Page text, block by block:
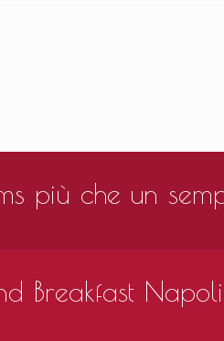
più che un
Breakfast Napoli